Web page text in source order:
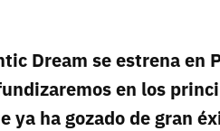
Dream se estrena en
en los
ha gozado de gran